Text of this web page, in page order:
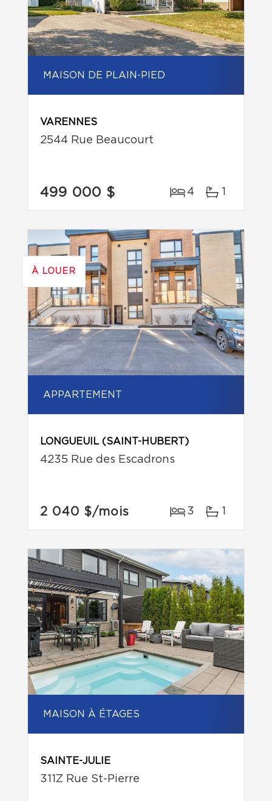
MAISON DE PLAIN-PIED
VARENNES
2544 Rue Beaucourt
499 000 $ 4 1
À LOUER
APPARTEMENT
LONGUEUIL (SAINT-HUBERT)
4235 Rue des Escadrons
2 040 $/mois 3 1
MAISON À ÉTAGES
SAINTE-JULIE
311Z Rue St-Pierre